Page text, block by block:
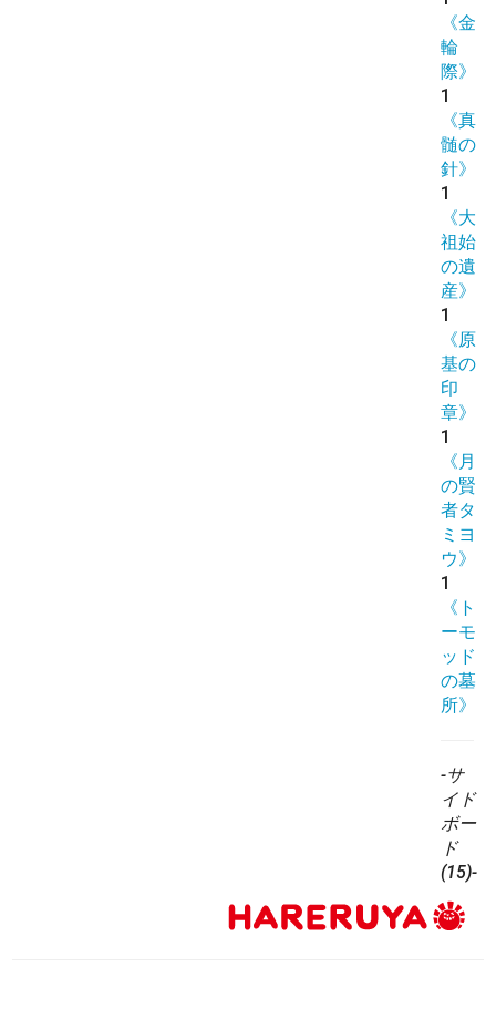
《金
輪
際》
1
《真
髄の
針》
1
《大
祖始
の遺
産》
1
《原
基の
印
章》
1
《月
の賢
者タ
ミヨ
ウ》
1
《ト
ーモ
ッド
の墓
所》
-サ
イド
ボー
ド
(15)-